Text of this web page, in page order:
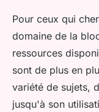
Pour ceux qui
domaine de la
ressources
sont de plus en
variété de sujets,
jusqu'à son